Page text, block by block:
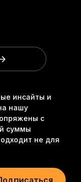
инсайты и
нашу
с
суммы
не для